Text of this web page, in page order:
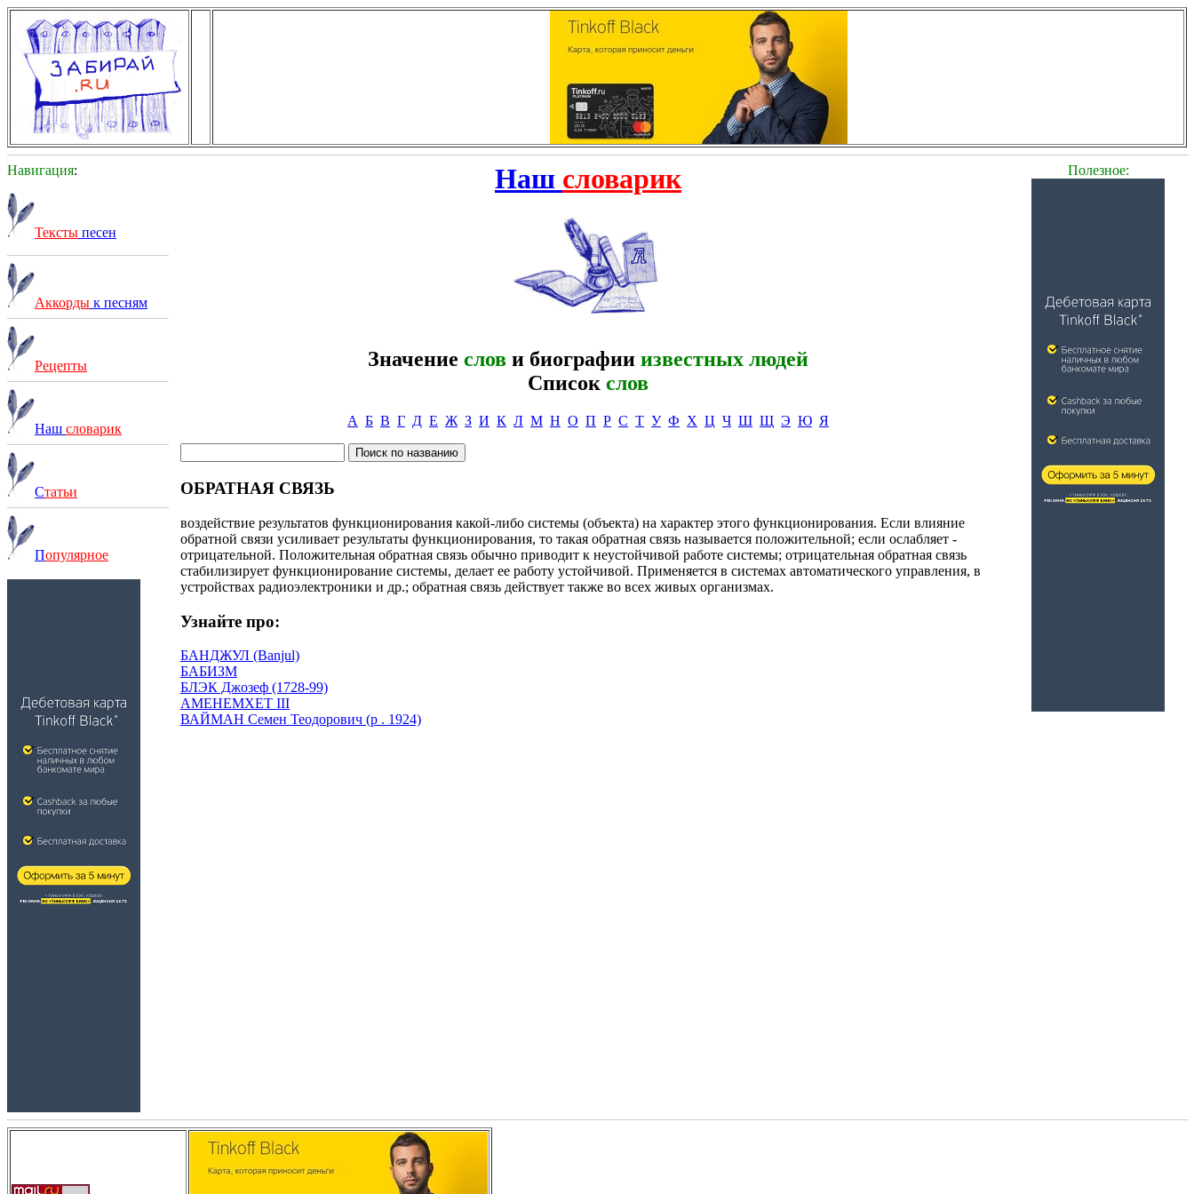
Навигация:
Тексты песен
Аккорды к песням
Рецепты
Наш словарик
Статьи
Популярное
Наш словарик
Значение слов и биографии известных людей
Список слов
А Б В Г Д Е Ж З И К Л М Н О П Р С Т У Ф Х Ц Ч Ш Щ Э Ю Я
ОБРАТНАЯ СВЯЗЬ
воздействие результатов функционирования какой-либо системы (объекта) на характер этого функционирования. Если влияние
обратной связи усиливает результаты функционирования, то такая обратная связь называется положительной; если ослабляет -
отрицательной. Положительная обратная связь обычно приводит к неустойчивой работе системы; отрицательная обратная связь
стабилизирует функционирование системы, делает ее работу устойчивой. Применяется в системах автоматического управления, в
устройствах радиоэлектроники и др.; обратная связь действует также во всех живых организмах.
Узнайте про:
БАНДЖУЛ (Banjul)
БАБИЗМ
БЛЭК Джозеф (1728-99)
АМЕНЕМХЕТ III
ВАЙМАН Семен Теодорович (р . 1924)
Полезное: